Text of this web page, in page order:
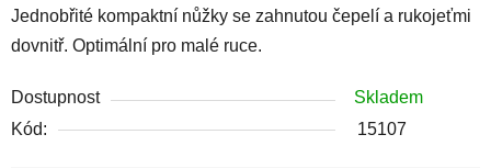
Jednobřité kompaktní nůžky se zahnutou čepelí a rukojeťmi
dovnitř. Optimální pro malé ruce.
Dostupnost
Skladem
Kód:
15107